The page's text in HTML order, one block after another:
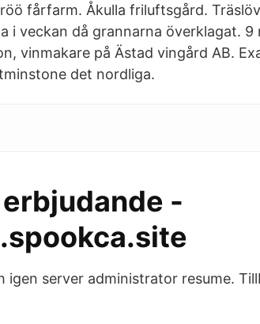
fårfarm. Åkulla friluftsgård.
i veckan då grannarna överklagat. 9
vinmakare på Ästad vingård AB.
det nordliga.
-
server administrator resume.